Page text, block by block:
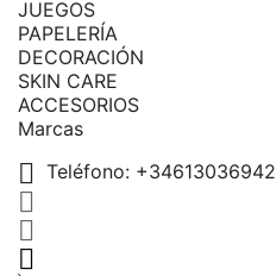
JUEGOS
PAPELERÍA
DECORACIÓN
SKIN CARE
ACCESORIOS
Marcas
 Teléfono: +34613036942


